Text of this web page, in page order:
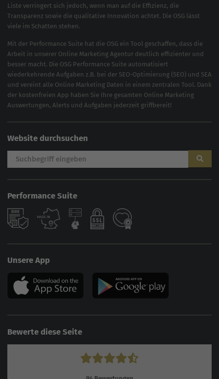
Liste verringert sich jedoch, wenn man auf die Effizienz, die
Transparenz sowie die qualitative Innovation achtet. Die OSG lässt
viele im Schatten stehen.
Mit der Performance Suite hat die OSG ein Tool geschaffen, dass die
Arbeit in unserer Online Marketing Agentur deutlich effizienter und
besser macht. Die OSG Performance Suite automatisiert
wiederkehrende Aufgaben z.B. bei der SEO-Optimierung (SEO) und SEA
und vereint alle Online Marketing Daten in einem zentralen Tool. Dank
der kostenfreien App haben Sie Ihre gesamten Online Marketing
Auswertungen, Alerts und Aufgaben jederzeit griffbereit!
Website durchsuchen
Performance Suite
Unsere App
Bewerte diese Seite